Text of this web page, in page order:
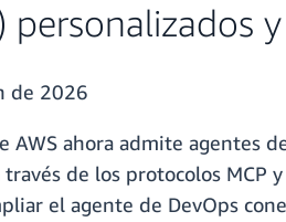
personalizados
de 2026
AWS ahora admite agentes
de los protocolos
el agente de DevOps